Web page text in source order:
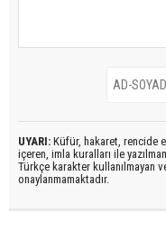
UYARI: Küfür, hakaret, rencide
içeren, imla kuralları ile
Türkçe karakter kullanılmayan
onaylanmamaktadır.